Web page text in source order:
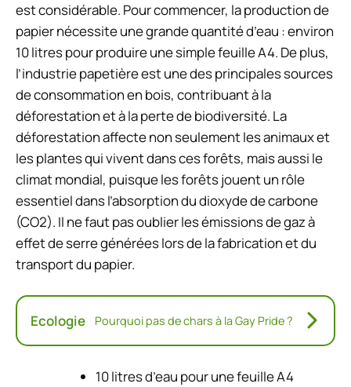
est considérable. Pour commencer, la production de
papier nécessite une grande quantité d’eau : environ
10 litres pour produire une simple feuille A4. De plus,
l’industrie papetière est une des principales sources
de consommation en bois, contribuant à la
déforestation et à la perte de biodiversité. La
déforestation affecte non seulement les animaux et
les plantes qui vivent dans ces forêts, mais aussi le
climat mondial, puisque les forêts jouent un rôle
essentiel dans l’absorption du dioxyde de carbone
(CO2). Il ne faut pas oublier les émissions de gaz à
effet de serre générées lors de la fabrication et du
transport du papier.
Ecologie Pourquoi pas de chars à la Gay Pride ?
10 litres d’eau pour une feuille A4